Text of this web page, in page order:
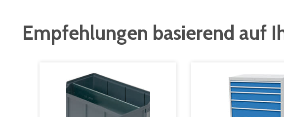
Empfehlungen basierend auf